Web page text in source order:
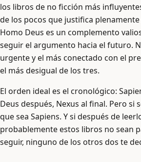
los libros de no ficción más
de los pocos que justifica
Homo Deus es un complemento
seguir el argumento hacia el futuro.
urgente y el más conectado con el
el más desigual de los tres.
El orden ideal es el cronológico:
Deus después, Nexus al final. Pero si
que sea Sapiens. Y si después de
probablemente estos libros no sean
seguir, ninguno de los otros dos te